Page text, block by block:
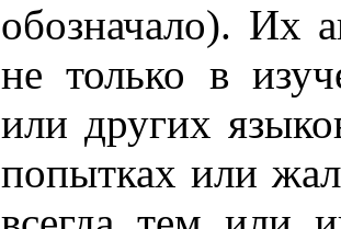
обозначало). Их
не только в
или других
попытках или